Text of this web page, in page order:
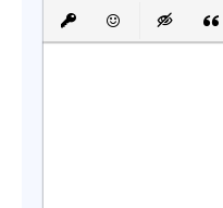
ВставитьВставитьВставка